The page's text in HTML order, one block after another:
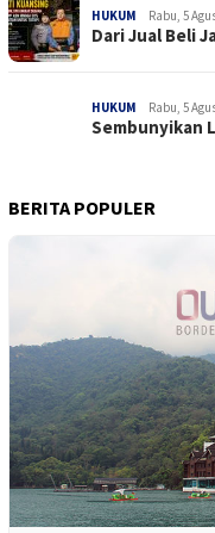
HUKUM Rabu, 5
Dari Jual Beli
HUKUM Rabu, 5
Sembunyikan
BERITA POPULER